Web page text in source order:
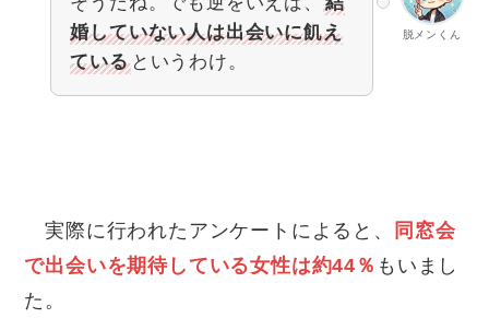
脱メンくん
婚していない人は出会いに飢え
ているというわけ。
実際に行われたアンケートによると、
同窓会
で出会いを期待している女性は約44％ もいまし
た。